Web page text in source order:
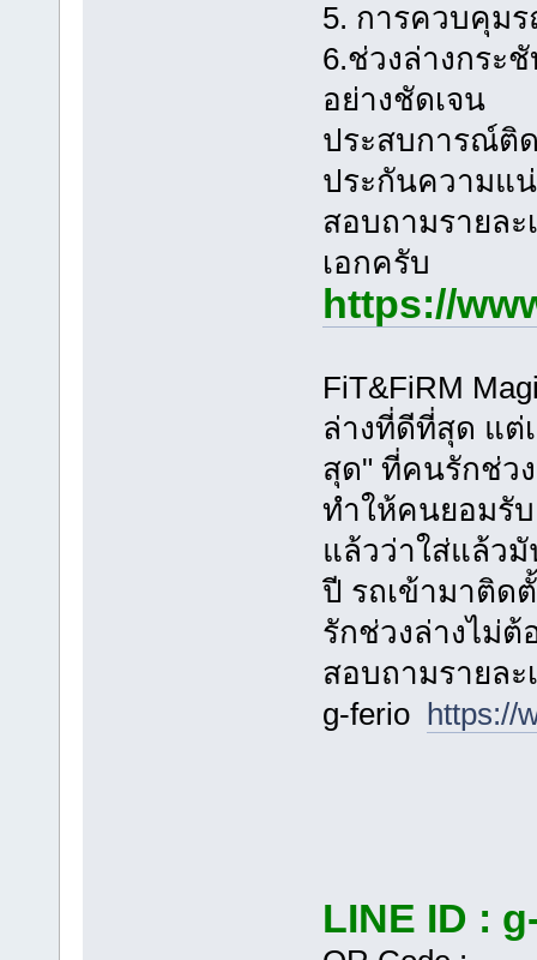
5. การควบคุม
6.ช่วงล่างกระ
อย่างชัดเจน
ประสบการณ์ติ
ประกันความแ
สอบถามรายละ
เอกครับ
https://
FiT&FiRM
ล่างที่ดีที่สุด แต่
สุด" ที่คนรักช่วง
ทำให้คนยอมรั
แล้วว่าใส่แล้ว
ปี รถเข้ามาติด
รักช่วงล่างไม่
สอบถามรายละ
g-ferio https://
LINE ID :